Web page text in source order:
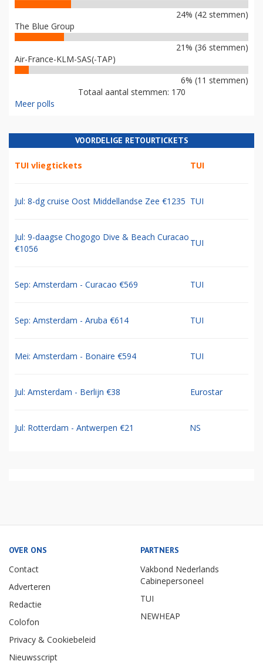
24% (42 stemmen)
The Blue Group
21% (36 stemmen)
Air-France-KLM-SAS(-TAP)
6% (11 stemmen)
Totaal aantal stemmen: 170
Meer polls
VOORDELIGE RETOURTICKETS
TUI vliegtickets TUI
Jul: 8-dg cruise Oost Middellandse Zee €1235 TUI
Jul: 9-daagse Chogogo Dive & Beach Curacao
€1056
TUI
Sep: Amsterdam - Curacao €569 TUI
Sep: Amsterdam - Aruba €614 TUI
Mei: Amsterdam - Bonaire €594 TUI
Jul: Amsterdam - Berlijn €38 Eurostar
Jul: Rotterdam - Antwerpen €21 NS
OVER ONS
Contact
Adverteren
Redactie
Colofon
Privacy & Cookiebeleid
Nieuwsscript
PARTNERS
Vakbond Nederlands
Cabinepersoneel
TUI
NEWHEAP